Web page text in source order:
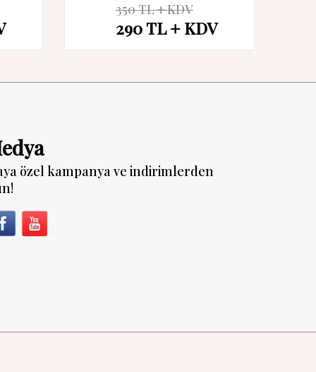
350TL KDV
290TL KDV
özel kampanya ve indirimlerden